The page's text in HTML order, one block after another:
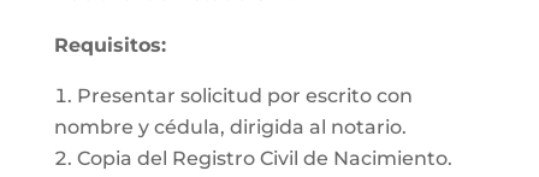
Requisitos:
Presentar solicitud por escrito con
nombre y cédula, dirigida al notario.
Copia del Registro Civil de Nacimiento.